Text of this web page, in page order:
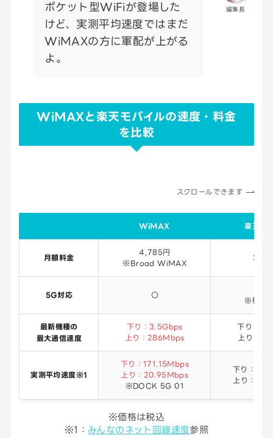
編集長
ポケット型WiFiが登場した
けど、実測平均速度ではまだ
WiMAXの方に軍配が上がる
よ。
WiMAXと楽天モバイルの速度・料金
を比較
スクロールできます
WiMAX 楽天モ
月額料金
4,785円
※Broad WiMAX
5G対応 〇
※機種
最新機種の
最大通信速度
下り：3.5Gbps
上り：286Mbps
下り：
上り：
実測平均速度※1
下り：171.15Mbps
上り：20.95Mbps
※DOCK 5G 01
下り：
上り：
※価格は税込
※1： みんなのネット回線速度参照